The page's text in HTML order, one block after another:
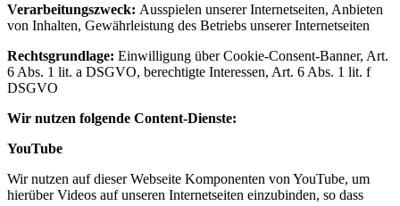
Verarbeitungszweck: Ausspielen unserer Internetseiten, Anbieten
von Inhalten, Gewährleistung des Betriebs unserer Internetseiten
Rechtsgrundlage: Einwilligung über Cookie-Consent-Banner, Art.
6 Abs. 1 lit. a DSGVO, berechtigte Interessen, Art. 6 Abs. 1 lit. f
DSGVO
Wir nutzen folgende Content-Dienste:
YouTube
Wir nutzen auf dieser Webseite Komponenten von YouTube, um
hierüber Videos auf unseren Internetseiten einzubinden, so dass